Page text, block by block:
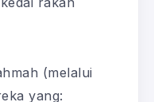
(melalui
yang: